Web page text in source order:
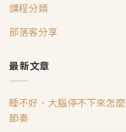
課程分類
部落客分享
最新文章
睡不好、大腦停不下來怎
節奏